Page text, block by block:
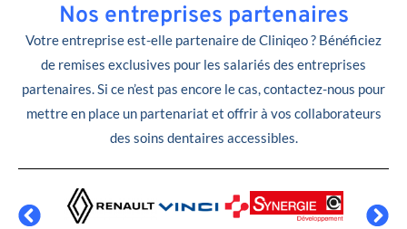
Nos entreprises partenaires
Votre entreprise est-elle partenaire de Cliniqeo ? Bénéficiez
de remises exclusives pour les salariés des entreprises
partenaires. Si ce n’est pas encore le cas, contactez-nous pour
mettre en place un partenariat et offrir à vos collaborateurs
des soins dentaires accessibles.